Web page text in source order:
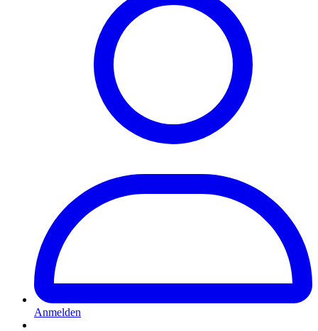
Anmelden